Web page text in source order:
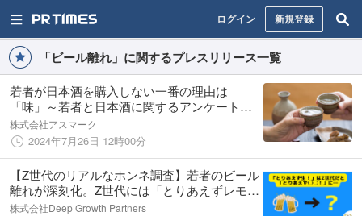
ログイン 新規登録
「ビール離れ」に関するプレスリリース一覧
若者が日本酒を購入しない一番の理由は
「味」～若者と日本酒に関するアンケート調
査～
株式会社アスマーク
2024年7月26日 12時00分
【Z世代のリアルなホンネ調査】若者のビール
離れが深刻化。Z世代には「とりあえずレモン
サワー」が定着。
株式会社Deep Growth Partners